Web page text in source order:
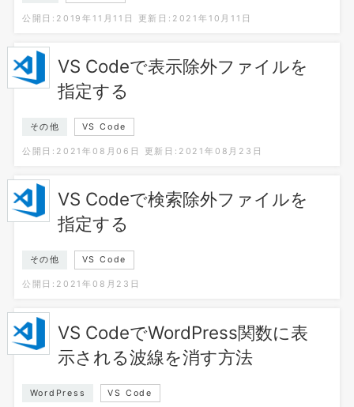
公開日:2019年11月11日 更新日:2021年10月11日
VS Codeで表示除外ファイルを
指定する
その他 VS Code
公開日:2021年08月06日 更新日:2021年08月23日
VS Codeで検索除外ファイルを
指定する
その他 VS Code
公開日:2021年08月23日
VS CodeでWordPress関数に表
示される波線を消す方法
WordPress VS Code